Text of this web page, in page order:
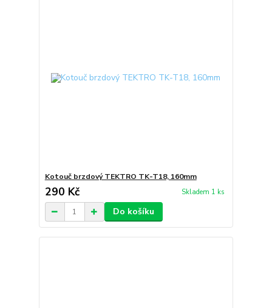
Kotouč brzdový TEKTRO TK-T18, 160mm
290 Kč Skladem 1 ks
Do košíku